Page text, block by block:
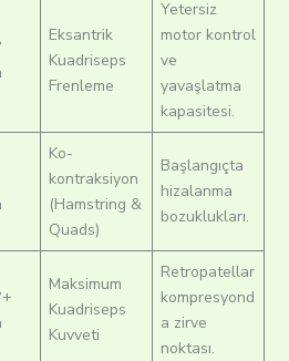
Eksantrik
Kuadriseps
Frenleme
Yetersiz
motor kontrol
ve
yavaşlatma
kapasitesi.
Ko-
kontraksiyon
(Hamstring &
Quads)
Başlangıçta
hizalanma
bozuklukları.
Maksimum
Kuadriseps
Kuvveti
Retropatellar
kompresyond
a zirve
noktası.